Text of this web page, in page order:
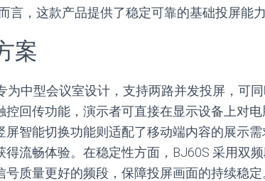
言，这款产品提供了稳定可靠的基础投屏能力
案
为中型会议室设计，支持两路并发投屏，可
控回传功能，演示者可直接在显示设备上对
屏智能切换功能则适配了移动端内容的展示
得流畅体验。在稳定性方面，BJ60S 采用双
号质量更好的频段，保障投屏画面的持续稳定